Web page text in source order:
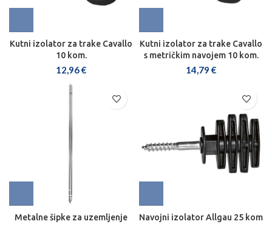
Kutni izolator za trake Cavallo
10 kom.
12,96€
Kutni izolator za trake Cavallo
s metričkim navojem 10 kom.
14,79 €
Metalne šipke za uzemljenje Navojni izolator Allgau 25 kom